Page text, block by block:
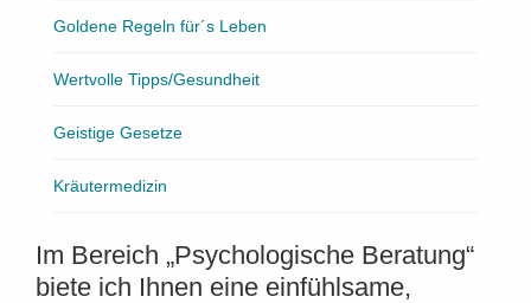
Goldene Regeln für´s Leben
Wertvolle Tipps/Gesundheit
Geistige Gesetze
Kräutermedizin
Im Bereich „Psychologische Beratung“
biete ich Ihnen eine einfühlsame,